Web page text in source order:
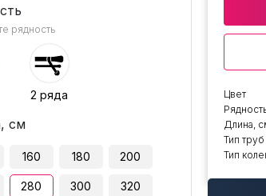
рядность
2 ряда
см
160 180 200
280 300 320
Цвет
Длина,
Тип труб
Тип